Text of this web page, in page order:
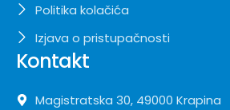
Politika kolačića
Izjava o pristupačnosti
Kontakt
Magistratska 30, 49000 Krapina